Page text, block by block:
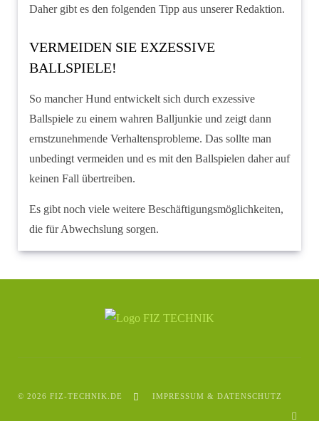
Daher gibt es den folgenden Tipp aus unserer Redaktion.
VERMEIDEN SIE EXZESSIVE
BALLSPIELE!
So mancher Hund entwickelt sich durch exzessive
Ballspiele zu einem wahren Balljunkie und zeigt dann
ernstzunehmende Verhaltensprobleme. Das sollte man
unbedingt vermeiden und es mit den Ballspielen daher auf
keinen Fall übertreiben.
Es gibt noch viele weitere Beschäftigungsmöglichkeiten,
die für Abwechslung sorgen.
© 2026 FIZ-TECHNIK.DE IMPRESSUM & DATENSCHUTZ